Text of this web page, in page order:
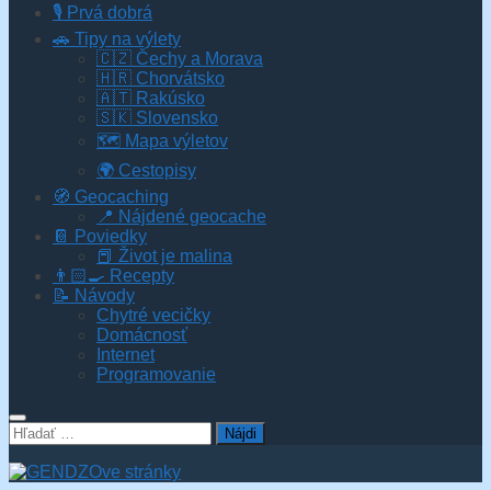
🎙️ Prvá dobrá
🚗 Tipy na výlety
🇨🇿 Čechy a Morava
🇭🇷 Chorvátsko
🇦🇹 Rakúsko
🇸🇰 Slovensko
🗺 Mapa výletov
🌍 Cestopisy
🧭 Geocaching
📍 Nájdené geocache
📔 Poviedky
📕 Život je malina
👨🏻‍🍳 Recepty
📝 Návody
Chytré vecičky
Domácnosť
Internet
Programovanie
Hľadať: